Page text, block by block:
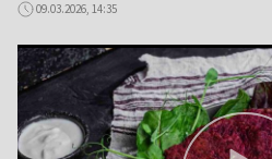
09.03.2026, 14:35